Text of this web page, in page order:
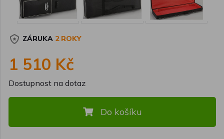
ZÁRUKA 2 ROKY
1 510 Kč
Dostupnost na dotaz
Do košíku